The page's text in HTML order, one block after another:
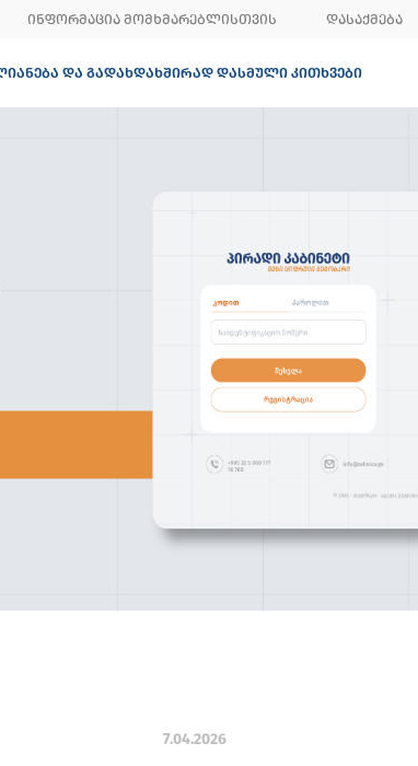
ᲘᲜᲤᲝᲠᲛᲐᲪᲘᲐ ᲛᲝᲛᲮᲛᲐᲠᲔᲑᲚᲘᲡᲗᲕᲘᲡ ᲓᲐᲡᲐᲥᲛᲔᲑᲐ
ᲓᲐ ᲒᲐᲓᲐᲮᲓᲐᲮᲨᲘᲠᲐᲓ ᲓᲐᲡᲛᲣᲚᲘ ᲙᲘᲗᲮᲕᲔᲑᲘ
7.04.2026